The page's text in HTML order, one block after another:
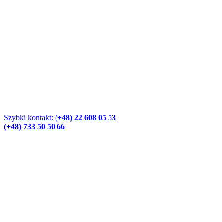
Szybki kontakt: (+48) 22 608 05 53
(+48) 733 50 50 66